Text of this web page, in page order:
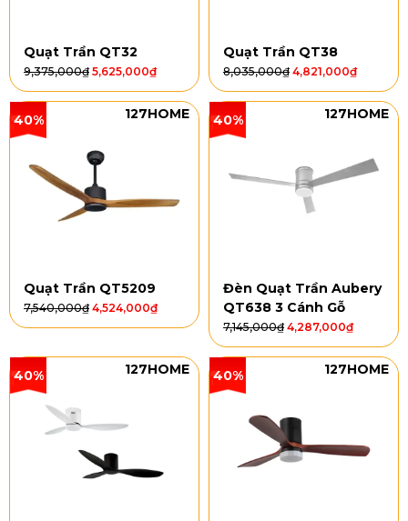
Quạt Trần QT32
9,375,000₫ 5,625,000₫
Quạt Trần QT38
8,035,000₫ 4,821,000₫
40% 127HOME
Quạt Trần QT5209
7,540,000₫ 4,524,000₫
40% 127HOME
Đèn Quạt Trần Aubery
QT638 3 Cánh Gỗ
7,145,000₫ 4,287,000₫
40% 127HOME 40% 127HOME